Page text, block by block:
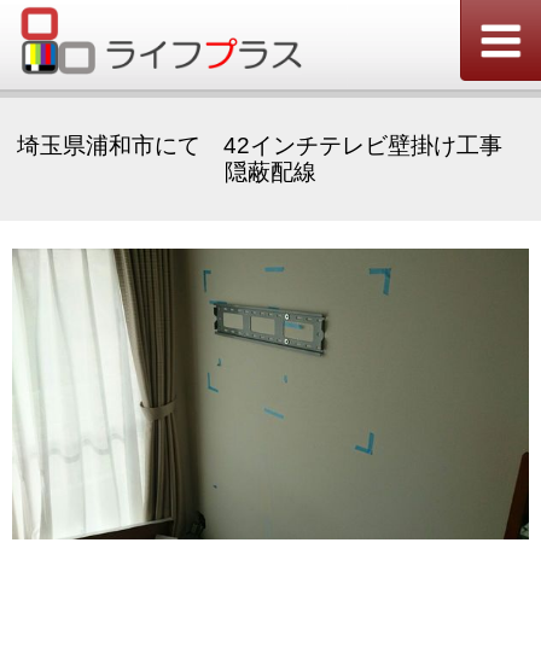
埼玉県浦和市にて 42インチテレビ壁掛け工事
隠蔽配線